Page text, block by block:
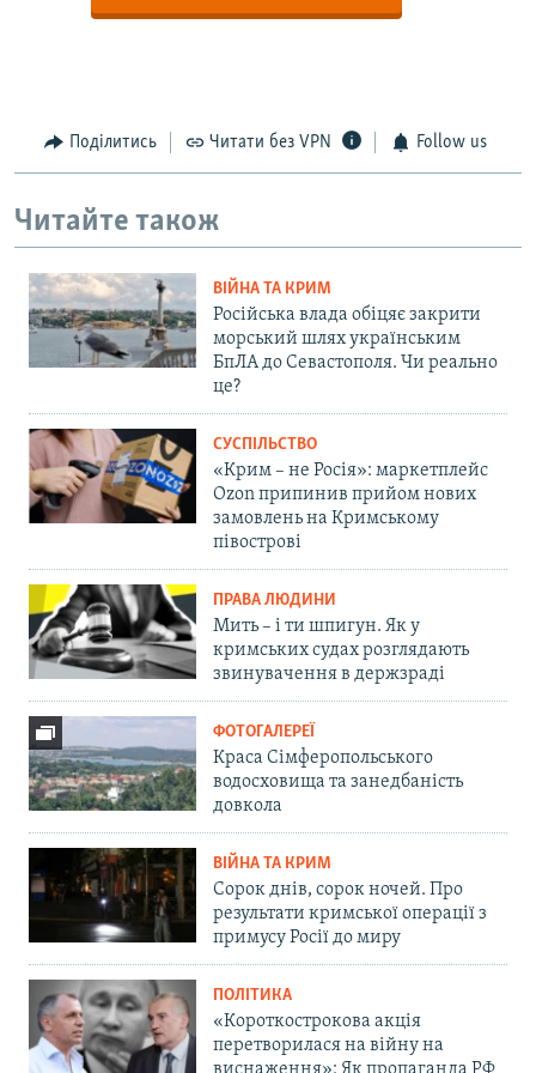
Поділитись Читати без VPN Follow us
Читайте також
ВІЙНА ТА КРИМ
Російська влада обіцяє закрити
морський шлях українським
БпЛА до Севастополя. Чи реально
це?
СУСПІЛЬСТВО
«Крим – не Росія»: маркетплейс
Ozon припинив прийом нових
замовлень на Кримському
півострові
ПРАВА ЛЮДИНИ
Мить – і ти шпигун. Як у
кримських судах розглядають
звинувачення в держзраді
ФОТОГАЛЕРЕЇ
Краса Сімферопольського
водосховища та занедбаність
довкола
ВІЙНА ТА КРИМ
Сорок днів, сорок ночей. Про
результати кримської операції з
примусу Росії до миру
ПОЛІТИКА
«Короткострокова акція
перетворилася на війну на